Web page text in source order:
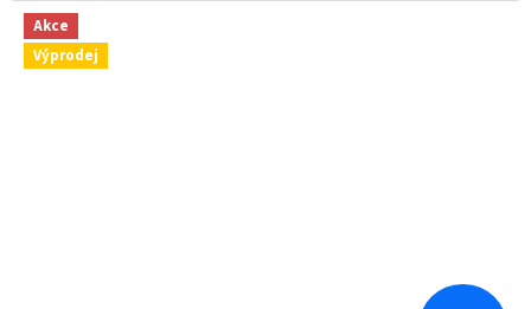
Akce
Výprodej